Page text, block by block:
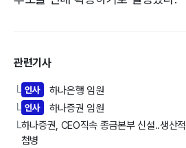
관련기사
└ 인사 하나은행 임원
└ 인사 하나증권 임원
└하나증권, CEO직속 종금본부 신설..생산
첨병